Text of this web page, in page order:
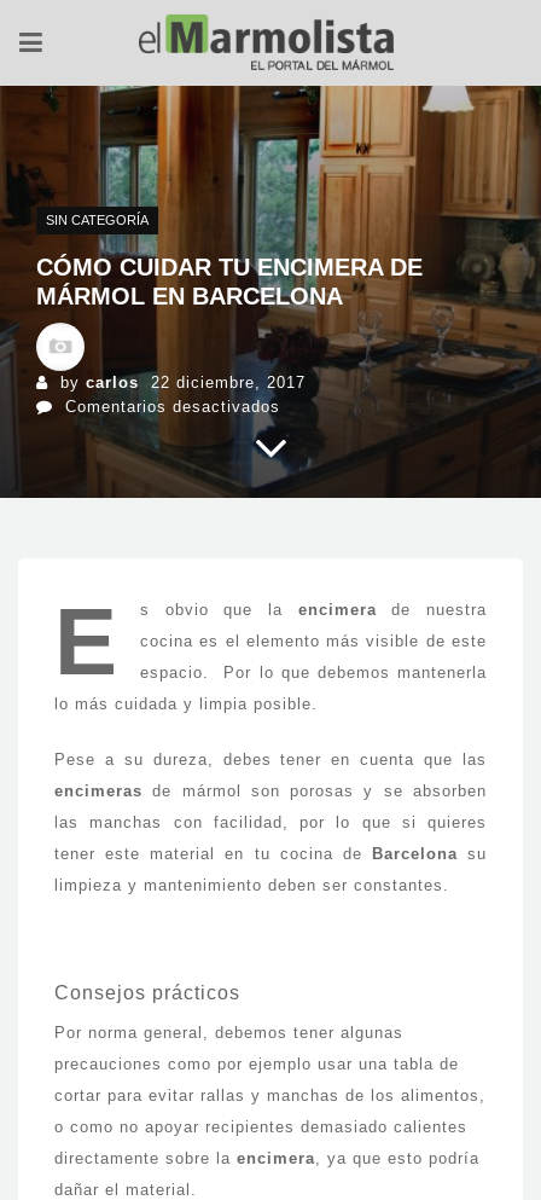
SIN CATEGORÍA
CÓMO CUIDAR TU ENCIMERA DE
MÁRMOL EN BARCELONA
by carlos
22 diciembre, 2017
Comentarios desactivados
cuidar
tu
encimera
de
mármol
E s obvio que la encimerade nuestra
cocina es el elemento más visible de este
espacio. Por lo que debemos mantenerla
lo más cuidada y limpia posible.
Pese a su dureza, debes tener en cuenta que las
encimeras de mármol son porosas y se absorben
las manchas con facilidad, por lo que si quieres
tener este material en tu cocina de
Barcelonasu
limpieza y mantenimiento deben ser constantes.
Consejos prácticos
Por norma general, debemos tener algunas
precauciones como por ejemplo usar una tabla de
cortar para evitar rallas y manchas de los alimentos,
o como no apoyar recipientes demasiado calientes
directamente sobre la encimera, ya que esto podría
dañar el material.